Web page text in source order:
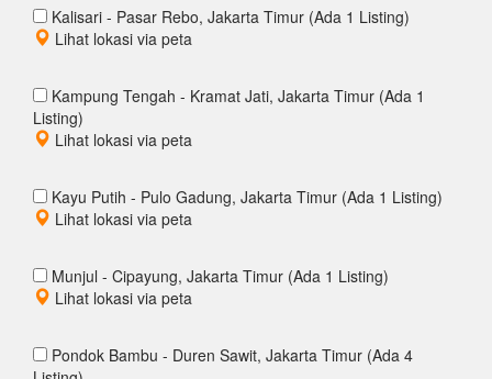
Kalisari - Pasar Rebo, Jakarta Timur (Ada 1 Listing)
Lihat lokasi via peta
Kampung Tengah - Kramat Jati, Jakarta Timur (Ada 1
Listing)
Lihat lokasi via peta
Kayu Putih - Pulo Gadung, Jakarta Timur (Ada 1 Listing)
Lihat lokasi via peta
Munjul - Cipayung, Jakarta Timur (Ada 1 Listing)
Lihat lokasi via peta
Pondok Bambu - Duren Sawit, Jakarta Timur (Ada 4